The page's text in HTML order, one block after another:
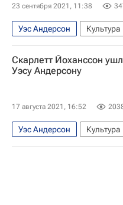
23 сентября 2021, 11:38
Уэс Андерсон Культура
Музыка
YouTube
Тильда Суинтон
Кино
Скарлетт Йоханссон
Уэсу Андерсону
17 августа 2021, 16:52
Уэс Андерсон
Культура
Скарлетт Йоханссон